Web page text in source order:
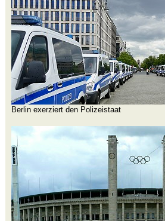
Berlin exerziert den Polizeistaat